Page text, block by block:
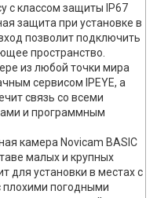
с классом защиты IP67
защита при установке в
позволит подключить
пространство.
из любой точки мира
сервисом IPEYE, а
связь со всеми
и программным
камера Novicam BASIC
малых и крупных
для установки в местах с
плохими погодными